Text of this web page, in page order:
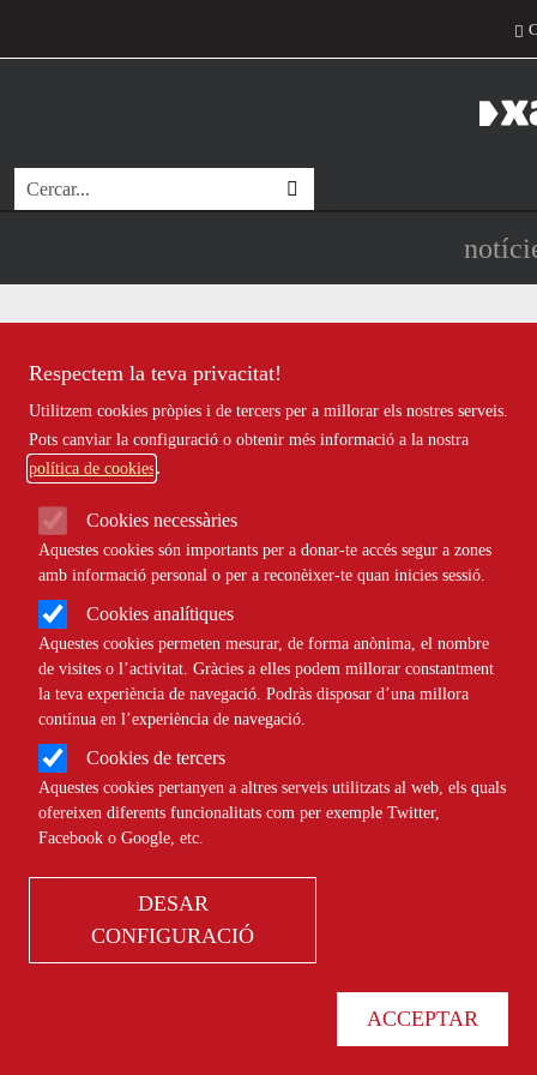
Respectem la teva privacitat!
Utilitzem cookies pròpies i de tercers per a millorar els nostres serveis.
Pots canviar la configuració o obtenir més informació a la nostra
política de cookies
Cookies necessàries
Aquestes cookies són importants per a donar-te accés segur a zones
amb informació personal o per a reconèixer-te quan inicies sessió.
Cookies analítiques
Aquestes cookies permeten mesurar, de forma anònima, el nombre
de visites o l’activitat. Gràcies a elles podem millorar constantment
la teva experiència de navegació. Podràs disposar d’una millora
contínua en l’experiència de navegació.
Cookies de tercers
Aquestes cookies pertanyen a altres serveis utilitzats al web, els quals
ofereixen diferents funcionalitats com per exemple Twitter,
Facebook o Google, etc.
DESAR
CONFIGURACIÓ
ACCEPTAR
Cerca
-->
Si no visualitzes correctament el butlletí clica aquest enllaç
Dimecres, 20 de març de 2013 - Num. 4
SROI: una metodologia de moda per avaluar l’impacte
Aquestes avaluacions conceben la despesa en l’àmbit social
inversió. L’objectiu final és saber quin impacte genera cada
també pot millorar l’estratègia i la gestió d’un programa social o
Últimes convocatòries
I concurs de microrelats per la igualtat de l'Ajuntament de
L'Ajuntament de Matadepera, a través de la Regidoria de